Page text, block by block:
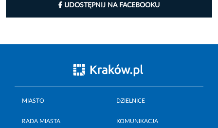
UDOSTĘPNIJ NA FACEBOOKU
MIASTO DZIELNICE
RADA MIASTA KOMUNIKACJA